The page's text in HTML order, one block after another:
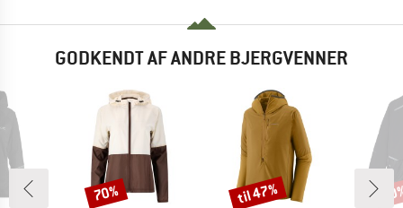
GODKENDT AF ANDRE BJERGVENNER
Rabat
70% Rabat
til 47%